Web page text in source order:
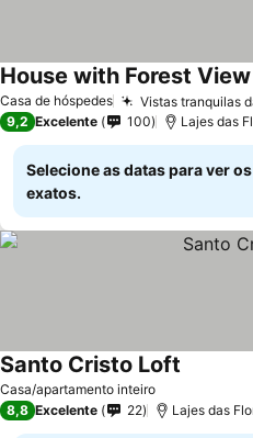
Casa de hóspedes Vistas tranquilas
House with Forest View
9,2 Excelente 100 Lajes das
Selecione as datas para ver
exatos.
Casa/apartamento inteiro
Santo Cristo Loft
8,8 Excelente 22 Lajes das